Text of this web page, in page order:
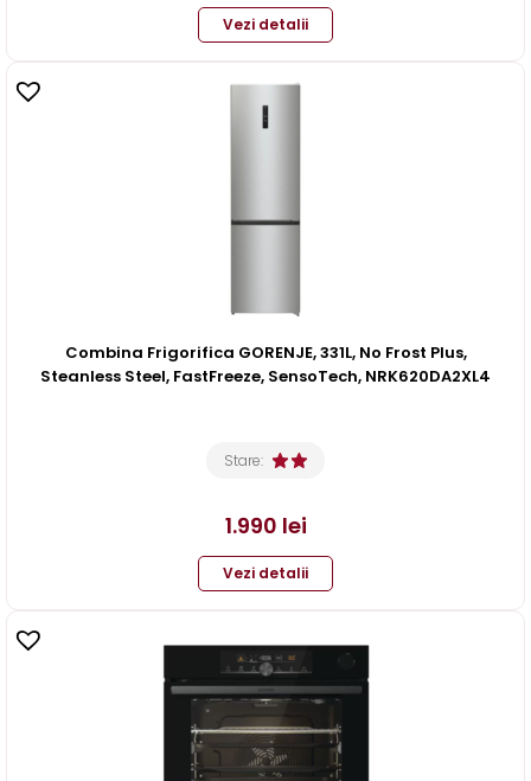
Vezi detalii
Combina Frigorifica GORENJE, 331L, No Frost Plus,
Steanless Steel, FastFreeze, SensoTech, NRK620DA2XL4
Stare:
1.990 lei
Vezi detalii